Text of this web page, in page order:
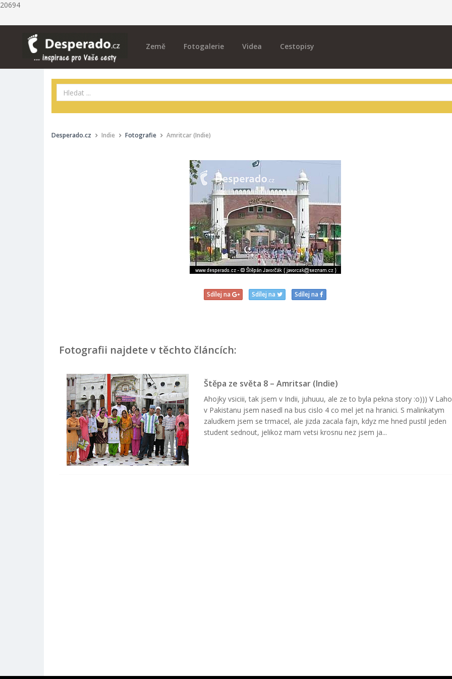
20694
Země Fotogalerie Videa Cestopisy
Desperado.cz Indie Fotografie Amritcar (Indie)
Sdílej na Sdílej na Sdílej na
Fotografii najdete v těchto článcích:
Štěpa ze světa 8 – Amritsar (Indie)
Ahojky vsiciii, tak jsem v Indii, juhuuu, ale ze to byla pekna story :o))) V
v Pakistanu jsem nasedl na bus cislo 4 co mel jet na hranici. S malinkatym
zaludkem jsem se trmacel, ale jizda zacala fajn, kdyz me hned pustil jeden
student sednout, jelikoz mam vetsi krosnu nez jsem ja...